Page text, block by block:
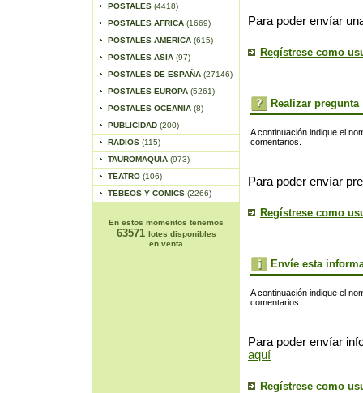
POSTALES (4418)
POSTALES AFRICA (1669)
POSTALES AMERICA (615)
POSTALES ASIA (97)
POSTALES DE ESPAÑA (27146)
POSTALES EUROPA (5261)
POSTALES OCEANIA (8)
PUBLICIDAD (200)
RADIOS (115)
TAUROMAQUIA (973)
TEATRO (106)
TEBEOS Y COMICS (2266)
En estos momentos tenemos
63571 lotes disponibles
en venta
Para poder envíar
Regístrese como
Realizar pregunta
A continuación indique el
comentarios.
Para poder envíar
Regístrese como
Envíe esta
A continuación indique el
comentarios.
Para poder envíar
aquí
Regístrese como